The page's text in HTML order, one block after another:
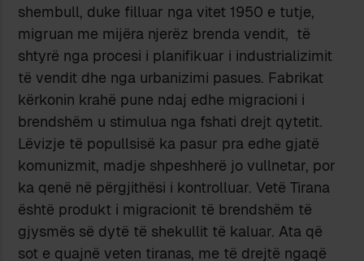
shembull, duke filluar nga vitet 1950 e tutje,
migruan me mijëra njerëz brenda vendit, të
shtyrë nga procesi i planifikuar i industrializimit
të vendit dhe nga urbanizimi pasues. Fabrikat
kërkonin krahë pune ndaj edhe migracioni i
brendshëm u stimulua nga fshati drejt qytetit.
Lëvizje të popullsisë ka pasur pra edhe gjatë
komunizmit, madje shpeshherë jo vullnetar, por
ka qenë në përgjithësi i kontrolluar. Vetë Tirana
është produkt i migracionit të brendshëm të
gjysmës së dytë të shekullit të kaluar. Ata që
sot e quajnë veten tiranas, me të drejtë ngaqë